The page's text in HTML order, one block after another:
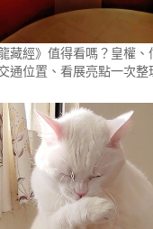
藏經》值得看嗎？皇權、
通位置、看展亮點一次整